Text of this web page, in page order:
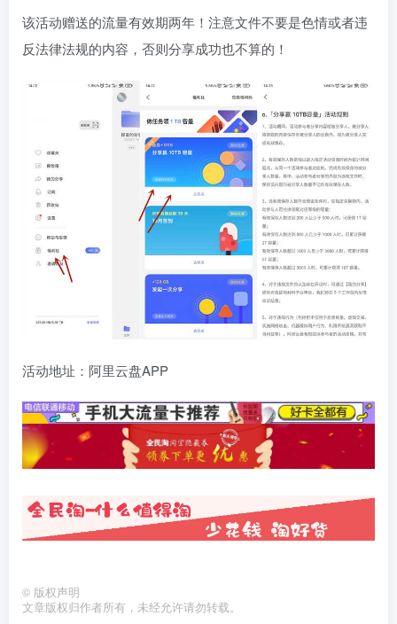
该活动赠送的流量有效期两年！注意文件不要是色情或者违
反法律法规的内容，否则分享成功也不算的！
活动地址：阿里云盘APP
© 版权声明
文章版权归作者所有，未经允许请勿转载。